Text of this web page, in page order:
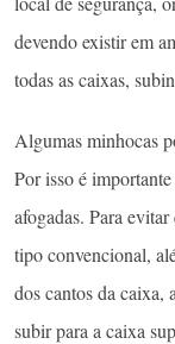
devendo existir em
todas as caixas,
Algumas minhocas
Por isso é
afogadas. Para
tipo convencional,
dos cantos da caixa,
subir para a caixa